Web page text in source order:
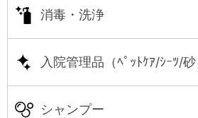
消毒・洗浄
入院管理品（ﾍﾟｯﾄｹｱ/ｼｰﾂ/砂
シャンプー